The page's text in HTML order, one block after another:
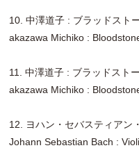
10. 中澤道子 : ブラッドス
akazawa Michiko :
11. 中澤道子 : ブラッドスト
akazawa Michiko :
12. ヨハン・セバスティアン
Johann Sebastian Bach :